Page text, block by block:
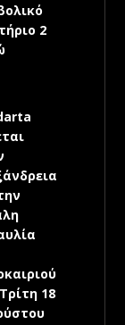
2
18